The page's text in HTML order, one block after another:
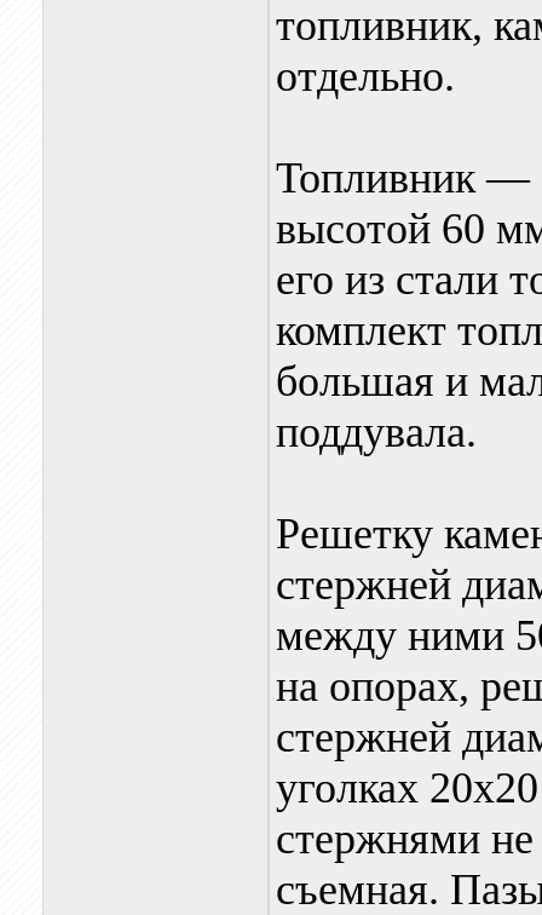
топливник,
отдельно.
Топливник —
высотой 60
его из стали
комплект
большая и
поддувала.
Решетку
стержней
между ними
на опорах,
стержней
уголках
стержнями
съемная.